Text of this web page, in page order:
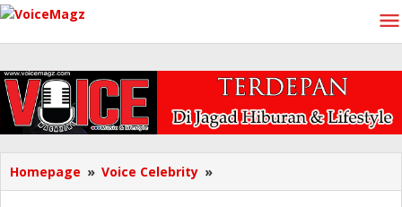
Lewati
konten
Homepage » Voice Celebrity »
Kolaborator